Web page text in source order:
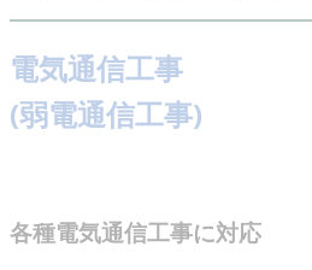
電気通信工事
(弱電通信工事)
各種電気通信工事に対応